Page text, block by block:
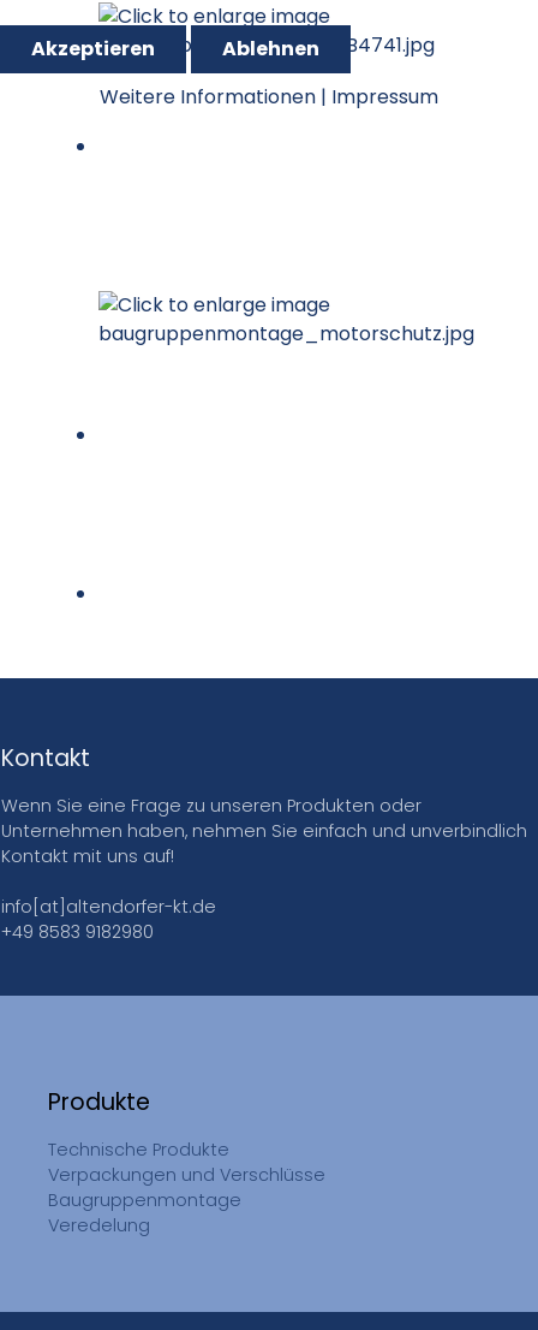
Kontakt
Wenn Sie eine Frage zu unseren Produkten oder
Unternehmen haben, nehmen Sie einfach und unverbindlich
Kontakt mit uns auf!
info[at]altendorfer-kt.de
+49 8583 9182980
Produkte
Technische Produkte
Verpackungen und Verschlüsse
Baugruppenmontage
Veredelung
Akzeptieren
Ablehnen
Weitere Informationen | Impressum